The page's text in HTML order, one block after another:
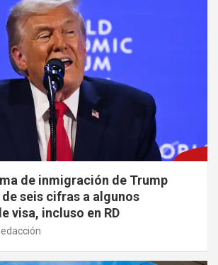
de inmigración de Trump
seis cifras a algunos
visa, incluso en RD